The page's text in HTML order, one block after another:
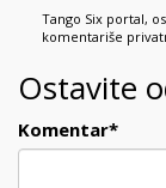
Tango Six portal,
komentariše
Ostavite
Komentar*